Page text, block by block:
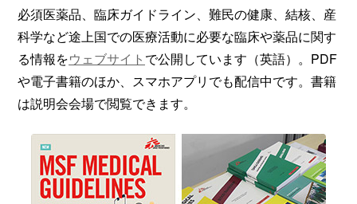
必須医薬品、臨床ガイドライン、難民の健康、結核、産
科学など途上国での医療活動に必要な臨床や薬品に関す
る情報をウェブサイト で公開しています（英語）。PDF
や電子書籍のほか、スマホアプリでも配信中です。書籍
は説明会会場で閲覧できます。